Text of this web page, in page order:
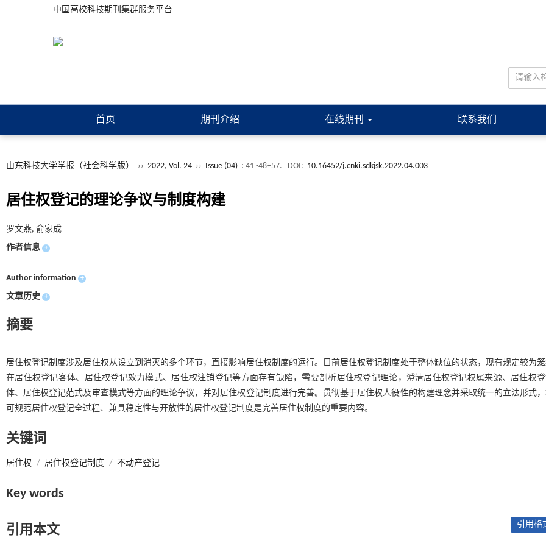
中国高校科技期刊集群服务平台
首页 期刊介绍 在线期刊 联系我们
山东科技大学学报（社会科学版） ›› 2022, Vol. 24 ›› Issue (04) : 41 -48+57. DOI: 10.16452/j.cnki.sdkjsk.2022.04.003
居住权登记的理论争议与制度构建
罗文燕, 俞家成
作者信息 +
Author information +
文章历史 +
摘要
居住权登记制度涉及居住权从设立到消灭的多个环节，直接影响居住权制度的运行。目前居住权登记制度处于整体缺位的状态，现有规定较为笼
在居住权登记客体、居住权登记效力模式、居住权注销登记等方面存有缺陷，需要剖析居住权登记理论，澄清居住权登记权属来源、居住权
体、居住权登记范式及审查模式等方面的理论争议，并对居住权登记制度进行完善。贯彻基于居住权人役性的构建理念并采取统一的立法形式
可规范居住权登记全过程、兼具稳定性与开放性的居住权登记制度是完善居住权制度的重要内容。
关键词
居住权 / 居住权登记制度 / 不动产登记
Key words
引用本文 引用格